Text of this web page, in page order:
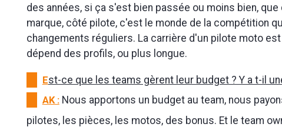
des années, si ça s'est bien passée ou moins bien,
marque, côté pilote, c'est le monde de la compétition
changements réguliers. La carrière d'un pilote moto
dépend des profils, ou plus longue.
Est-ce que les teams gèrent leur budget ? Y a t-il
AK :Nous apportons un budget au team, nous
pilotes, les pièces, les motos, des bonus. Et le team